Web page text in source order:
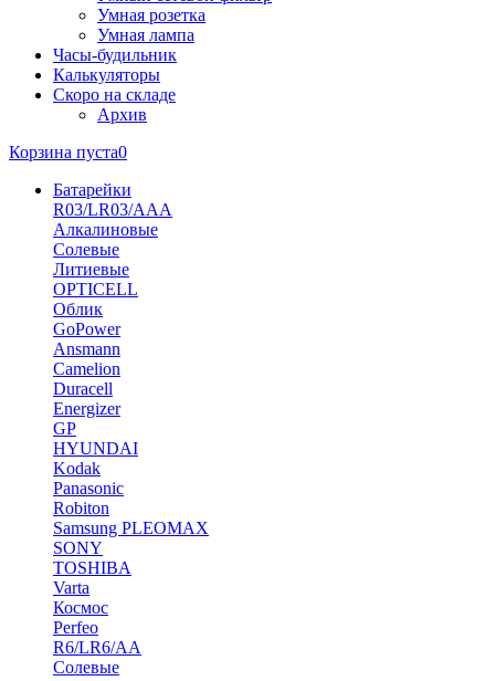
Умная розетка
Умная лампа
Часы-будильник
Калькуляторы
Скоро на складе
Архив
Корзина пуста0
Батарейки
R03/LR03/AAA
Алкалиновые
Солевые
Литиевые
OPTICELL
Облик
GoPower
Ansmann
Camelion
Duracell
Energizer
GP
HYUNDAI
Kodak
Panasonic
Robiton
Samsung PLEOMAX
SONY
TOSHIBA
Varta
Космос
Perfeo
R6/LR6/AA
Солевые